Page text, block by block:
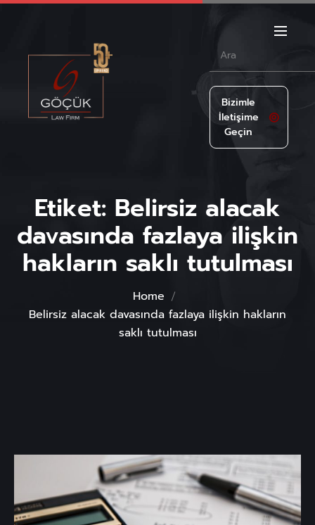
Bizimle
İletişime
Geçin
Etiket: Belirsiz alacak
davasında fazlaya ilişkin
hakların saklı tutulması
Home
Belirsiz alacak davasında fazlaya ilişkin hakların
saklı tutulması